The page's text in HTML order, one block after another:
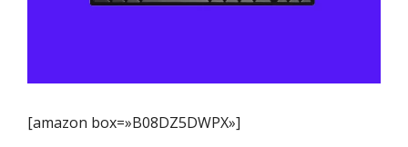
[amazon box=»B08DZ5DWPX»]